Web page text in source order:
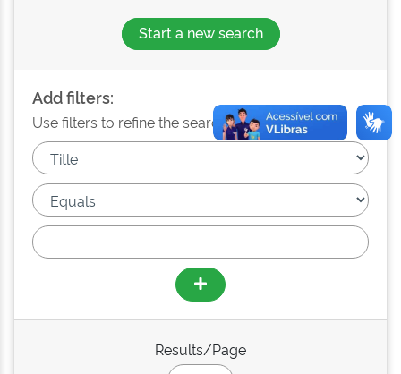
Start a new search
Add filters:
Use filters to refine the search results.
Results/Page